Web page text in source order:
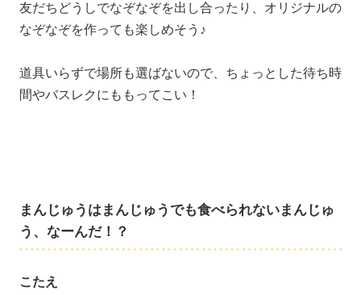
友だちどうしでなぞなぞを出し合ったり、オリジナルの
なぞなぞを作っても楽しめそう♪
道具いらずで場所も選ばないので、ちょっとした待ち時
間やバスレクにももってこい！
まんじゅうはまんじゅうでも食べられないまんじゅ
う、なーんだ！？
こたえ